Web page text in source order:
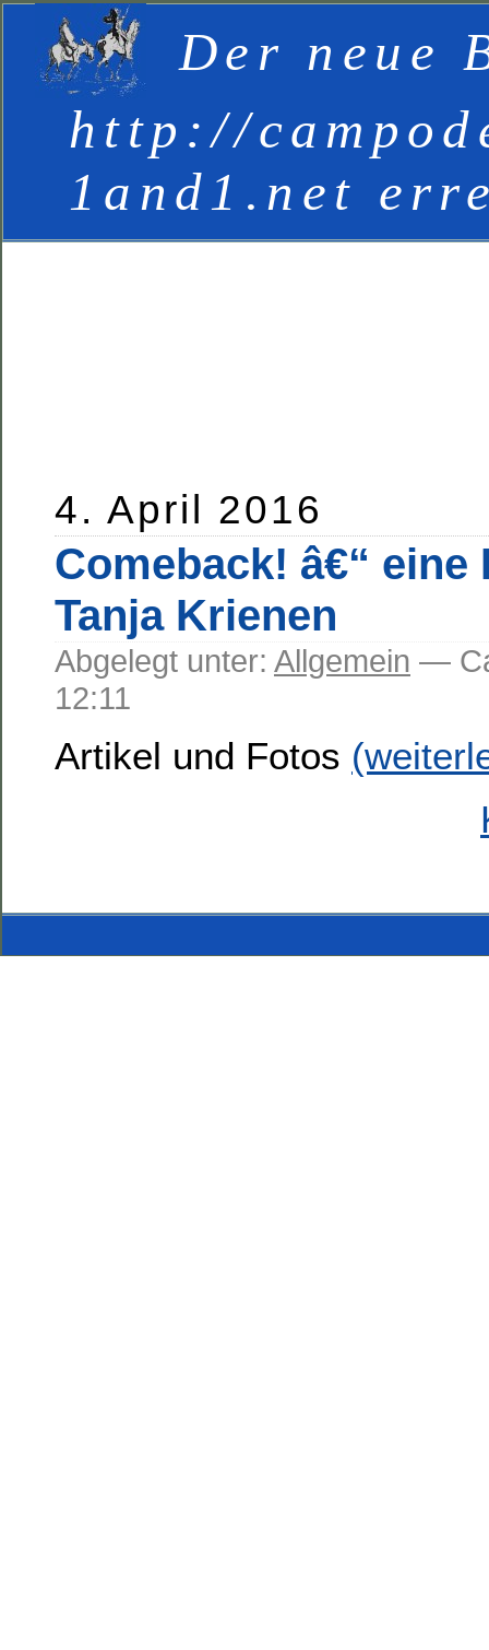
Der neue
http://
1and1.net
4. April 2016
Comeback! â€“
Tanja Krienen
Abgelegt unter: Allgemein —
12:11
Artikel und Fotos